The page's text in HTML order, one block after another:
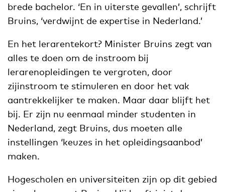
brede bachelor. ‘En in uiterste gevallen’, schrijft
Bruins, ‘verdwijnt de expertise in Nederland.’
En het lerarentekort? Minister Bruins zegt van
alles te doen om de instroom bij
lerarenopleidingen te vergroten, door
zijinstroom te stimuleren en door het vak
aantrekkelijker te maken. Maar daar blijft het
bij. Er zijn nu eenmaal minder studenten in
Nederland, zegt Bruins, dus moeten alle
instellingen ‘keuzes in het opleidingsaanbod’
maken.
Hogescholen en universiteiten zijn op dit gebied